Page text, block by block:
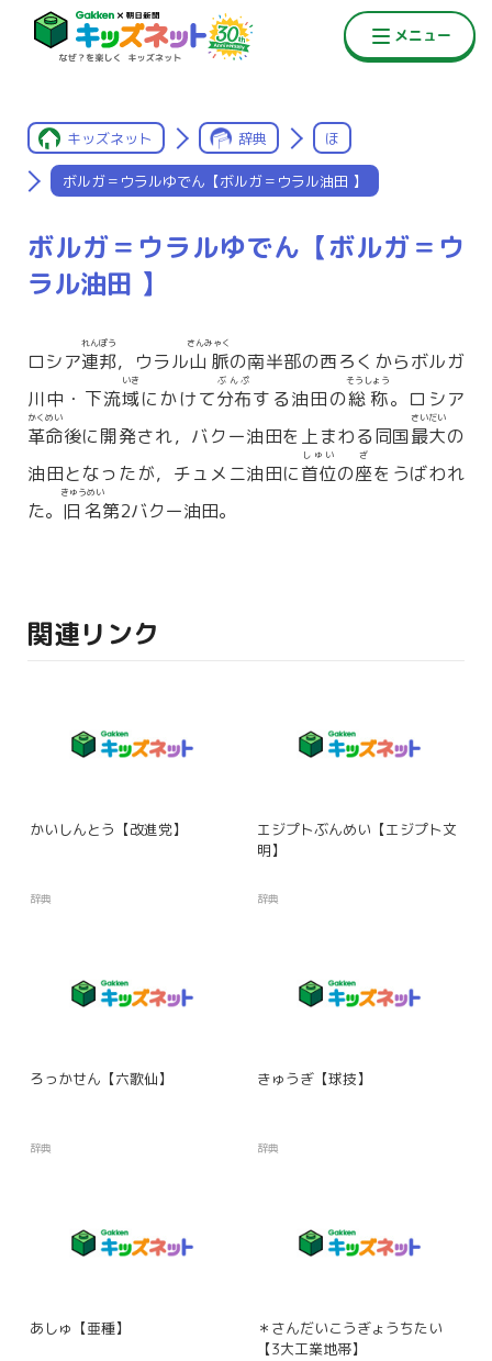
キッズネット 辞典 ほ
ボルガ＝ウラルゆでん【ボルガ＝ウラル油田 】
ボルガ＝ウラルゆでん【ボルガ＝ウ
ラル油田 】
ロシア連邦
れんぽう
，ウラル山脈
さんみゃく
の南半部の西ろくからボルガ
川中・下流域
いき
にかけて分布
ぶんぷ
する油田の総称
そうしょう
。ロシア
革命
かくめい
後に開発され，バクー油田を上まわる同国最大
さいだい
の
油田となったが，チュメニ油田に首位
しゅい
の座
ざ
をうばわれ
た。 旧名
きゅうめい
第2バクー油田。
関連リンク
かいしんとう【改進党】
辞典
エジプトぶんめい【エジプト文
明】
辞典
ろっかせん【六歌仙】
辞典
きゅうぎ【球技】
辞典
あしゅ【亜種】
＊さんだいこうぎょうちたい
【3大工業地帯】